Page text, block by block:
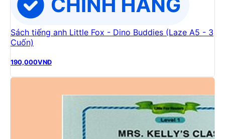
Sách tiếng anh Little Fox - Dino Buddies (Laze A5 - 3
Cuốn)
190,000VNĐ